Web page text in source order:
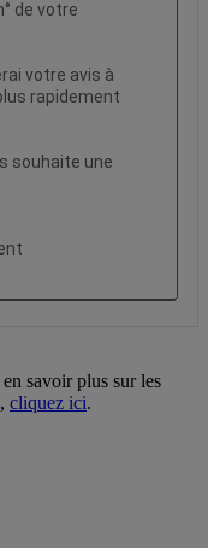
savoir plus sur les
cliquez ici.